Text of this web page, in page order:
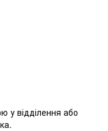
у відділення або